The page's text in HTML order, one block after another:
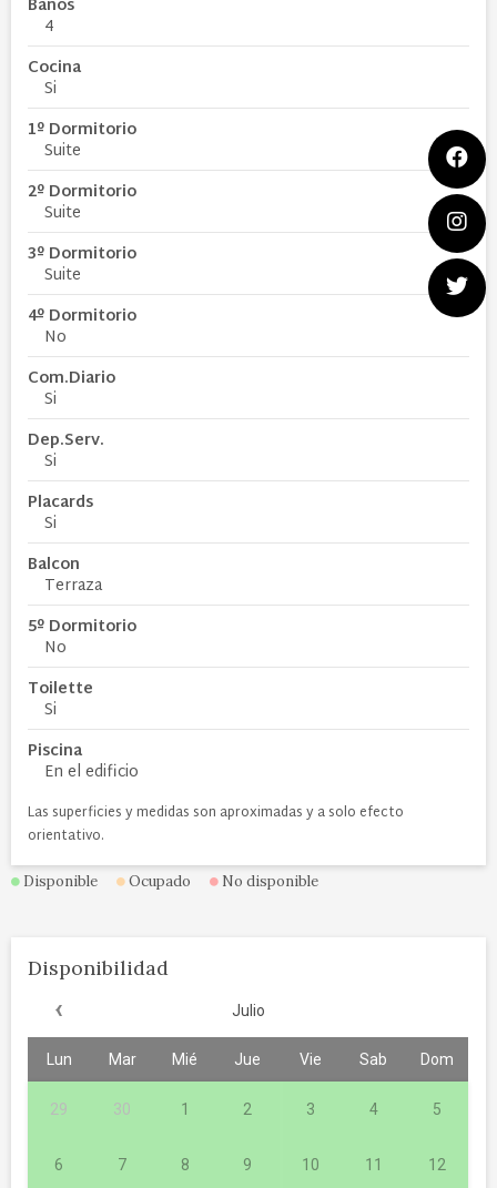
Baños
4
Cocina
Si
1º Dormitorio
Suite
2º Dormitorio
Suite
3º Dormitorio
Suite
4º Dormitorio
No
Com.Diario
Si
Dep.Serv.
Si
Placards
Si
Balcon
Terraza
5º Dormitorio
No
Toilette
Si
Piscina
En el edificio
Las superficies y medidas son aproximadas y a solo efecto
orientativo.
Disponible Ocupado No disponible
Disponibilidad
‹ Julio
Lun Mar Mié Jue Vie Sab Dom
29 30 1 2 3 4 5
6 7 8 9 10 11 12